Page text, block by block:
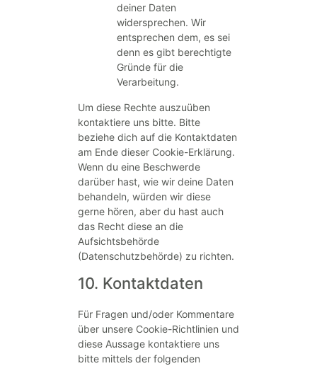
deiner Daten
widersprechen. Wir
entsprechen dem, es sei
denn es gibt berechtigte
Gründe für die
Verarbeitung.
Um diese Rechte auszuüben
kontaktiere uns bitte. Bitte
beziehe dich auf die Kontaktdaten
am Ende dieser Cookie-Erklärung.
Wenn du eine Beschwerde
darüber hast, wie wir deine Daten
behandeln, würden wir diese
gerne hören, aber du hast auch
das Recht diese an die
Aufsichtsbehörde
(Datenschutzbehörde) zu richten.
10. Kontaktdaten
Für Fragen und/oder Kommentare
über unsere Cookie-Richtlinien und
diese Aussage kontaktiere uns
bitte mittels der folgenden